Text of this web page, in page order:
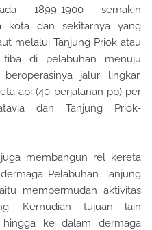
1899-1900 semakin
kota dan sekitarnya yang
melalui Tanjung Priok atau
di pelabuhan menuju
jalur lingkar,
api (40 perjalanan pp) per
dan Tanjung Priok-
membangun rel kereta
Pelabuhan Tanjung
mempermudah aktivitas
Kemudian tujuan lain
ke dalam dermaga